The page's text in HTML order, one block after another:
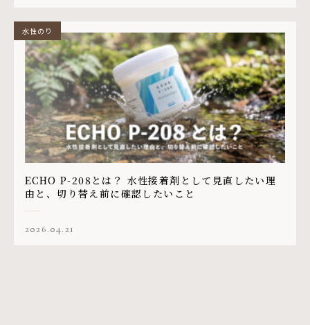
ECHO P-208とは？ 水性接着剤として見直したい理
由と、切り替え前に確認したいこと
2026.04.21
水性のり